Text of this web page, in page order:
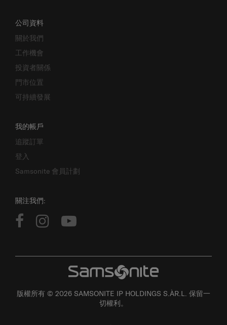
關於我們
工作機會
投資者關係
門市位置
可持續發展
追蹤訂單
登入
Samsonite 會員計劃
切權利。